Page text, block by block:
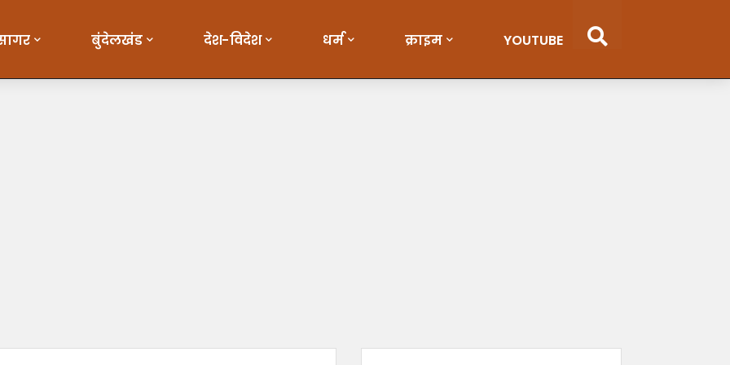
बुंदेलखंड देश-विदेश धर्म क्राइम YOUTUBE